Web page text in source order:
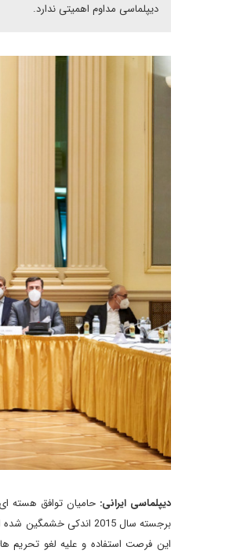
دیپلماسی مداوم اهمیتی ندارد.
دیپلماسی ایرانی: حامیان توافق هسته
برجسته سال 2015 اندکی
این فرصت استفاده و علیه لغو تحریم